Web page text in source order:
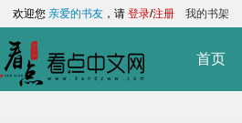
欢迎您 亲爱的书友 ，请 登录/注册 我的书架
首页